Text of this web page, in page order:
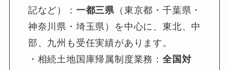
記など）： 一都三県 （東京都・千葉県・
神奈川県・埼玉県）を中心に、東北、中
部、九州も受任実績があります。
・相続土地国庫帰属制度業務：全国対